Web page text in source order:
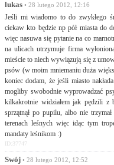
lukas • 28 lutego 2012, 12:16
Jeśli mi wiadomo to do zwykłego
ciekaw kto będzie np pół miasta do
więc nasuwa się pytanie na co
na ulicach utrzymuje firma
mieście to niech wywiązują się z
psów (w moim mniemaniu duża
koniec dodam, że jeśli miasto
mogliby swobodnie wyprowadzać
kilkakrotnie widziałem jak pędzili z
sprzątnął po pupilu, albo nie
terenach leśnych więc idąc tym
mandaty leśnikom :)
ID:37747
Swój • 28 lutego 2012, 12:52